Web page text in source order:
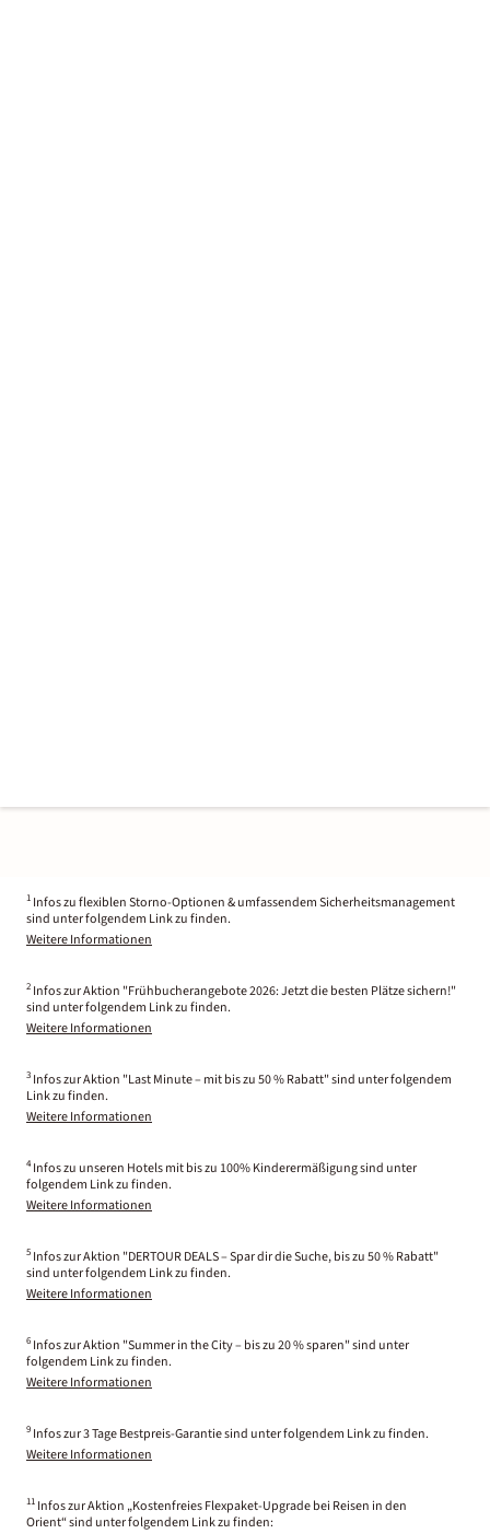
1 Infos zu flexiblen Storno-Optionen & umfassendem Sicherheitsmanagement
sind unter folgendem Link zu finden.
Weitere Informationen
2 Infos zur Aktion "Frühbucherangebote 2026: Jetzt die besten Plätze sichern!"
sind unter folgendem Link zu finden.
Weitere Informationen
3 Infos zur Aktion "Last Minute – mit bis zu 50 % Rabatt" sind unter folgendem
Link zu finden.
Weitere Informationen
4 Infos zu unseren Hotels mit bis zu 100% Kinderermäßigung sind unter
folgendem Link zu finden.
Weitere Informationen
5 Infos zur Aktion "DERTOUR DEALS – Spar dir die Suche, bis zu 50 % Rabatt"
sind unter folgendem Link zu finden.
Weitere Informationen
6 Infos zur Aktion "Summer in the City – bis zu 20 % sparen" sind unter
folgendem Link zu finden.
Weitere Informationen
9 Infos zur 3 Tage Bestpreis-Garantie sind unter folgendem Link zu finden.
Weitere Informationen
11 Infos zur Aktion „Kostenfreies Flexpaket-Upgrade bei Reisen in den
Orient“ sind unter folgendem Link zu finden: